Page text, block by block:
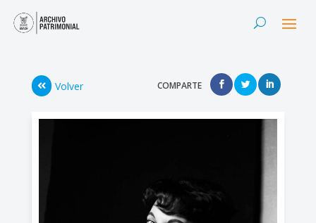
Volver COMPARTE